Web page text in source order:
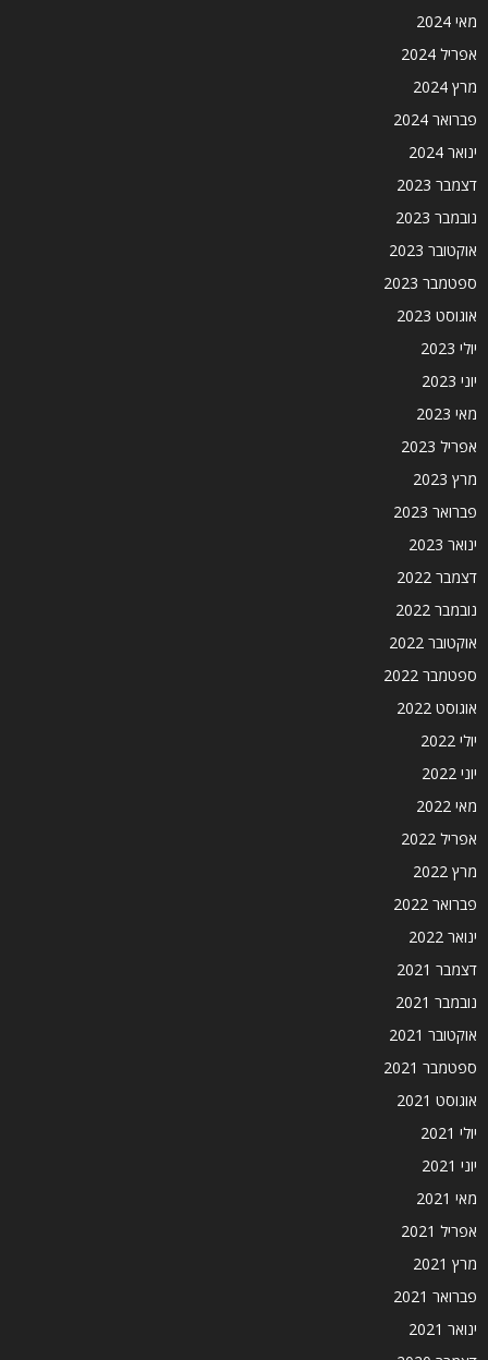
מאי 2024
אפריל 2024
מרץ 2024
פברואר 2024
ינואר 2024
דצמבר 2023
נובמבר 2023
אוקטובר 2023
ספטמבר 2023
אוגוסט 2023
יולי 2023
יוני 2023
מאי 2023
אפריל 2023
מרץ 2023
פברואר 2023
ינואר 2023
דצמבר 2022
נובמבר 2022
אוקטובר 2022
ספטמבר 2022
אוגוסט 2022
יולי 2022
יוני 2022
מאי 2022
אפריל 2022
מרץ 2022
פברואר 2022
ינואר 2022
דצמבר 2021
נובמבר 2021
אוקטובר 2021
ספטמבר 2021
אוגוסט 2021
יולי 2021
יוני 2021
מאי 2021
אפריל 2021
מרץ 2021
פברואר 2021
ינואר 2021